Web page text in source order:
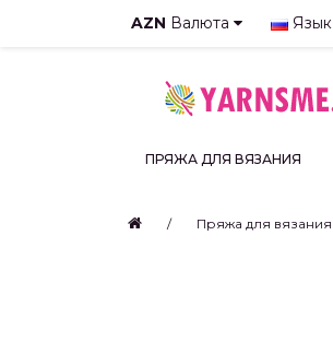
AZN Валюта Язык
ПРЯЖА ДЛЯ ВЯЗАНИЯ
Пряжа для вязания